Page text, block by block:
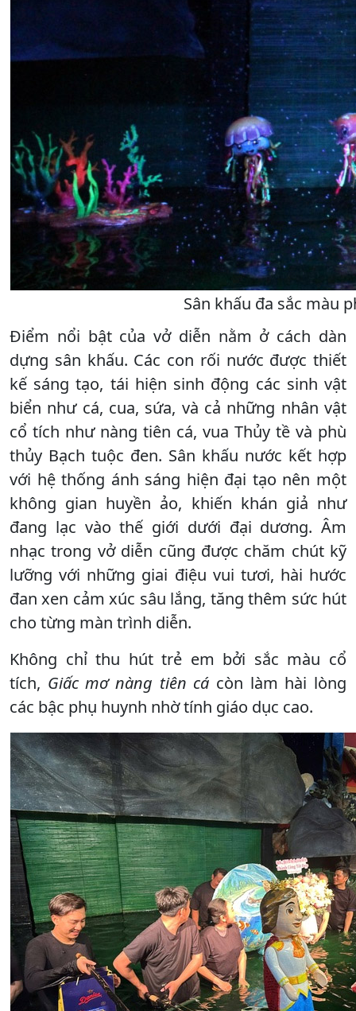
Sân khấu đa sắc màu
Điểm nổi bật của vở diễn nằm ở cách dàn
dựng sân khấu. Các con rối nước được thiết
kế sáng tạo, tái hiện sinh động các sinh vật
biển như cá, cua, sứa, và cả những nhân vật
cổ tích như nàng tiên cá, vua Thủy tề và phù
thủy Bạch tuộc đen. Sân khấu nước kết hợp
với hệ thống ánh sáng hiện đại tạo nên một
không gian huyền ảo, khiến khán giả như
đang lạc vào thế giới dưới đại dương. Âm
nhạc trong vở diễn cũng được chăm chút kỹ
lưỡng với những giai điệu vui tươi, hài hước
đan xen cảm xúc sâu lắng, tăng thêm sức hút
cho từng màn trình diễn.
Không chỉ thu hút trẻ em bởi sắc màu cổ
tích, Giấc mơ nàng tiên cá còn làm hài lòng
các bậc phụ huynh nhờ tính giáo dục cao.